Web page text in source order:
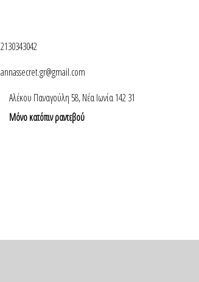
2130343042
annassecret.gr@gmail.com
Αλέκου Παναγούλη 58, Νέα Ιωνία 142 31
Μόνο κατόπιν ραντεβού